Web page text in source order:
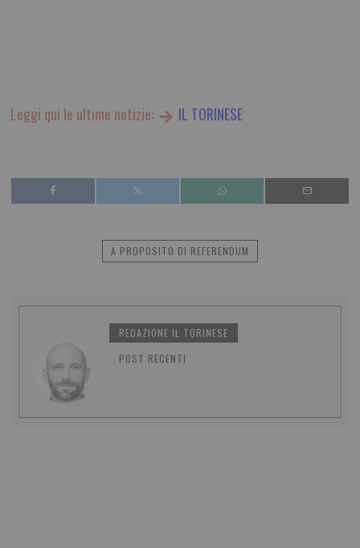
Leggi qui le ultime notizie: IL TORINESE
A PROPOSITO DI REFERENDUM
REDAZIONE IL TORINESE
POST RECENTI